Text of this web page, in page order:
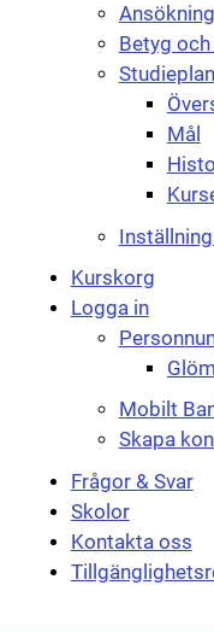
Betyg
Studieplan
Mål
Kurskorg
Logga in
Mobilt
Skapa
Frågor & Svar
Skolor
Kontakta oss